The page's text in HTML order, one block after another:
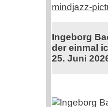
mindjazz-
Ingeborg
der einmal
25. Juni